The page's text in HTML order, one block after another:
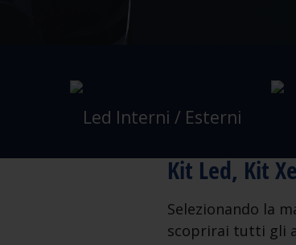
Led Interni / Esterni
Kit Led, Kit
Selezionando la
scoprirai tutti gli